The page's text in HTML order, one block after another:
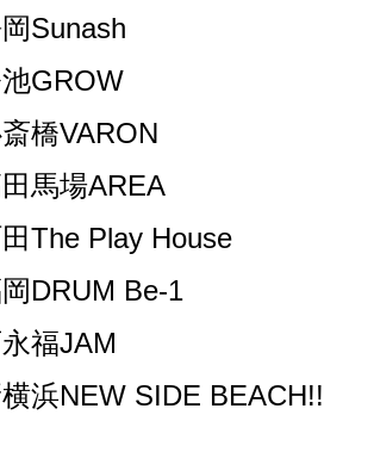
Sunash
GROW
橋VARON
馬場AREA
The Play House
DRUM Be-1
福JAM
浜NEW SIDE BEACH!!